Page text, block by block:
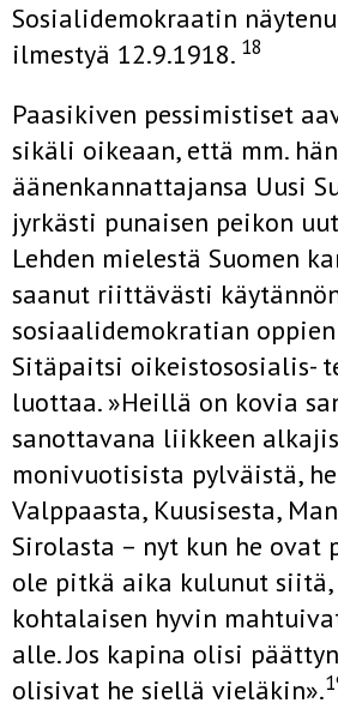
Sosialidemokraatin
ilmestyä 12.9.1918. 18
Paasikiven pessimistiset
sikäli oikeaan, että mm.
äänenkannattajansa Uusi
jyrkästi punaisen peikon
Lehden mielestä Suomen
saanut riittävästi
sosiaalidemokratian
Sitäpaitsi oikeistososialis-
luottaa. »Heillä on kovia
sanottavana liikkeen
monivuotisista pylväistä,
Valppaasta, Kuusisesta,
Sirolasta – nyt kun he ovat
ole pitkä aika kulunut siitä,
kohtalaisen hyvin
alle. Jos kapina olisi
olisivat he siellä vieläkin».